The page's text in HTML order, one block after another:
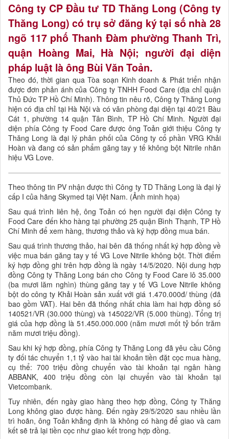
Công ty CP Đầu tư TD Thăng Long (Công ty
Thăng Long) có trụ sở đăng ký tại số nhà 28
ngõ 117 phố Thanh Đàm phường Thanh Trì,
quận Hoàng Mai, Hà Nội; người đại diện
pháp luật là ông Bùi Văn Toản.
Theo đó, thời gian qua Tòa soạn Kinh doanh & Phát triển nhận
được đơn phản ánh của Công ty TNHH Food Care (địa chỉ quận
Thủ Đức TP Hồ Chí Minh). Thông tin nêu rõ, Công ty Thăng Long
hiện có địa chỉ tại Hà Nội và có văn phòng đại diện tại 40/21 Bàu
Cát 1, phường 14 quận Tân Bình, TP Hồ Chí Minh. Người đại
diện phía Công ty Food Care được ông Toản giới thiệu Công ty
Thăng Long là đại lý phân phối của Công ty cổ phần VRG Khải
Hoàn và đang có sản phẩm găng tay y tế không bột Nitrile nhãn
hiệu VG Love.
Theo thông tin PV nhận được thì Công ty TD Thăng Long là đại lý
cấp I của hãng Skymed tại Việt Nam. (Ảnh minh họa)
Sau quá trình liên hệ, ông Toản có hẹn người đại diện Công ty
Food Care đến kho hàng tại phường 25 quận Bình Thạnh, TP Hồ
Chí Minh để xem hàng, thương thảo và ký hợp đồng mua bán.
Sau quá trình thương thảo, hai bên đã thống nhất ký hợp đồng về
việc mua bán găng tay y tế VG Love Nitrile không bột. Thời điểm
ký hợp đồng ghi trên hợp đồng là ngày 14/5/2020. Nội dung hợp
đồng Công ty Thăng Long bán cho Công ty Food Care lô 35.000
(ba mươi lăm nghìn) thùng găng tay y tế VG Love Nitrile không
bột do công ty Khải Hoàn sản xuất với giá 1.470.000đ/ thùng (đã
bao gồm VAT). Hai bên đã thống nhất chia làm hai hợp đồng số
140521/VR (30.000 thùng) và 145022/VR (5.000 thùng). Tổng trị
giá của hợp đồng là 51.450.000.000 (năm mươi mốt tỷ bốn trăm
năm mươi triệu đồng).
Sau khi ký hợp đồng, phía Công ty Thăng Long đã yêu cầu Công
ty đối tác chuyển 1,1 tỷ vào hai tài khoản tiền đặt cọc mua hàng,
cụ thể: 700 triệu đồng chuyển vào tài khoản tại ngân hàng
ABBANK, 400 triệu đồng còn lại chuyển vào tài khoản tại
Vietcombank.
Tuy nhiên, đến ngày giao hàng theo hợp đồng, Công ty Thăng
Long không giao được hàng. Đến ngày 29/5/2020 sau nhiều lần
trì hoãn, ông Toản khẳng định là không có hàng để giao và cam
kết sẽ trả lại tiền cọc như giao kết trong hợp đồng.